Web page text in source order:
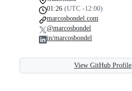
01:26 (UTC -12:00)
marcosbondel.com
@marcosbondel
in/marcosbondel
View GitHub Profile